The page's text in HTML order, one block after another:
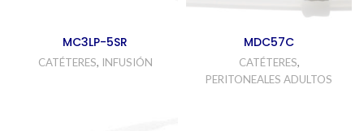
MC3LP-5SR
CATÉTERES, INFUSIÓN
MDC57C
CATÉTERES,
PERITONEALES ADULTOS